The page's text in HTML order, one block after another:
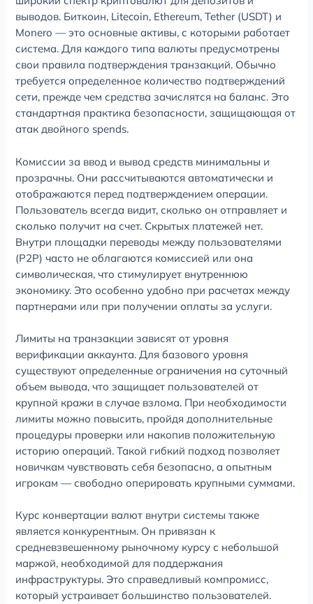
выводов. Биткоин, Litecoin, Ethereum, Tether (USDT) и
Monero — это основные активы, с которыми работает
система. Для каждого типа валюты предусмотрены
свои правила подтверждения транзакций. Обычно
требуется определенное количество подтверждений
сети, прежде чем средства зачислятся на баланс. Это
стандартная практика безопасности, защищающая от
атак двойного spends.
Комиссии за ввод и вывод средств минимальны и
прозрачны. Они рассчитываются автоматически и
отображаются перед подтверждением операции.
Пользователь всегда видит, сколько он отправляет и
сколько получит на счет. Скрытых платежей нет.
Внутри площадки переводы между пользователями
(P2P) часто не облагаются комиссией или она
символическая, что стимулирует внутреннюю
экономику. Это особенно удобно при расчетах между
партнерами или при получении оплаты за услуги.
Лимиты на транзакции зависят от уровня
верификации аккаунта. Для базового уровня
существуют определенные ограничения на суточный
объем вывода, что защищает пользователей от
крупной кражи в случае взлома. При необходимости
лимиты можно повысить, пройдя дополнительные
процедуры проверки или накопив положительную
историю операций. Такой гибкий подход позволяет
новичкам чувствовать себя безопасно, а опытным
игрокам — свободно оперировать крупными суммами.
Курс конвертации валют внутри системы также
является конкурентным. Он привязан к
средневзвешенному рыночному курсу с небольшой
маржой, необходимой для поддержания
инфраструктуры. Это справедливый компромисс,
который устраивает большинство пользователей.